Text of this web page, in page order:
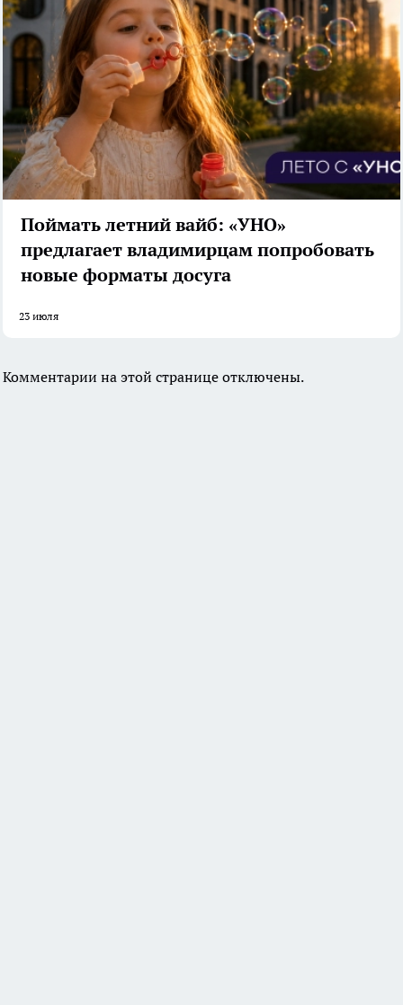
Поймать летний вайб: «УНО»
предлагает владимирцам попробовать
новые форматы досуга
23 июля
Комментарии на этой странице отключены.